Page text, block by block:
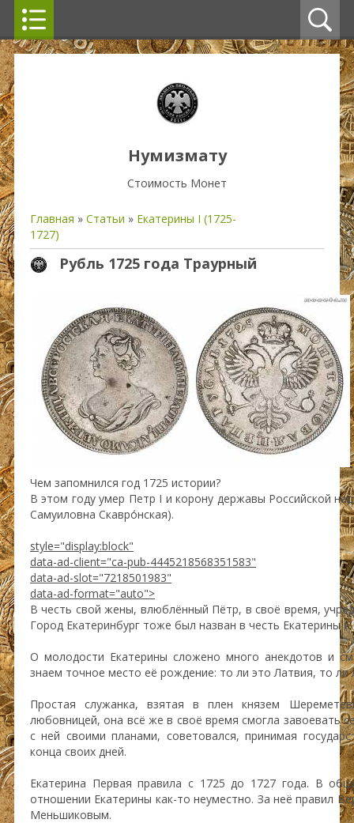
Нумизмату
Стоимость Монет
Главная » Статьи » Екатерины I (1725-
1727)
Рубль 1725 года Траурный
Чем запомнился год 1725 истории?
В этом году умер Петр I и корону державы Российской
Самуиловна Скавро́нская).
style="display:block"
data-ad-client="ca-pub-4445218568351583"
data-ad-slot="7218501983"
data-ad-format="auto">
В честь свой жены, влюблённый Пётр, в своё время,
Город Екатеринбург тоже был назван в честь Екатерины I.
О молодости Екатерины сложено много анекдотов и
знаем точное место её рождение: то ли это Латвия, то
Простая служанка, взятая в плен князем
любовницей, она всё же в своё время смогла завоевать
с ней своими планами, советовался, принимая
конца своих дней.
Екатерина Первая правила с 1725 до 1727 года. В
отношении Екатерины как-то неуместно. За неё правил
Меньшиковым.